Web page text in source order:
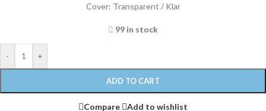
Cover: Transparent / Klar
99 in stock
- +
ADD TO CART
Compare
Add to wishlist